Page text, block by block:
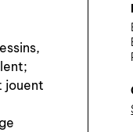
jouent